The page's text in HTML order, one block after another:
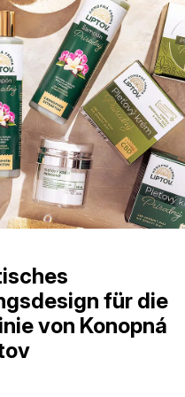
für die
von Konopná